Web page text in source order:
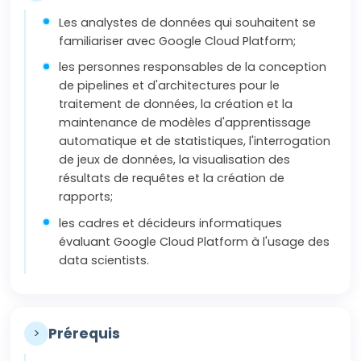
Les analystes de données qui souhaitent se
familiariser avec Google Cloud Platform;
les personnes responsables de la conception
de pipelines et d'architectures pour le
traitement de données, la création et la
maintenance de modèles d'apprentissage
automatique et de statistiques, l'interrogation
de jeux de données, la visualisation des
résultats de requêtes et la création de
rapports;
les cadres et décideurs informatiques
évaluant Google Cloud Platform à l'usage des
data scientists.
> Prérequis